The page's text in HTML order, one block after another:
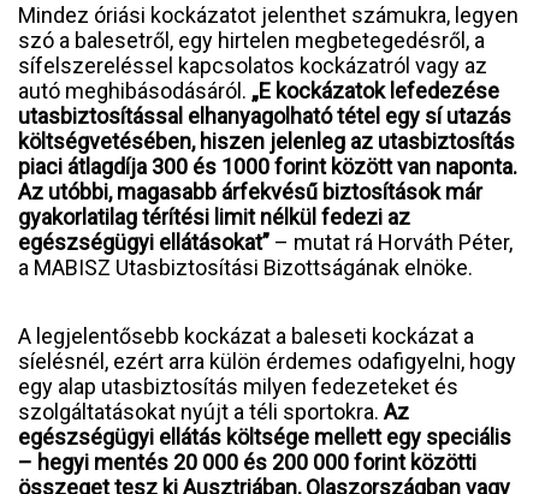
Mindez óriási kockázatot jelenthet számukra, legyen
szó a balesetről, egy hirtelen megbetegedésről, a
sífelszereléssel kapcsolatos kockázatról vagy az
autó meghibásodásáról. „E kockázatok lefedezése
utasbiztosítással elhanyagolható tétel egy sí utazás
költségvetésében, hiszen jelenleg az utasbiztosítás
piaci átlagdíja 300 és 1000 forint között van naponta.
Az utóbbi, magasabb árfekvésű biztosítások már
gyakorlatilag térítési limit nélkül fedezi az
egészségügyi ellátásokat” – mutat rá Horváth Péter,
a MABISZ Utasbiztosítási Bizottságának elnöke.
A legjelentősebb kockázat a baleseti kockázat a
síelésnél, ezért arra külön érdemes odafigyelni, hogy
egy alap utasbiztosítás milyen fedezeteket és
szolgáltatásokat nyújt a téli sportokra. Az
egészségügyi ellátás költsége mellett egy speciális
– hegyi mentés 20 000 és 200 000 forint közötti
összeget tesz ki Ausztriában, Olaszországban vagy